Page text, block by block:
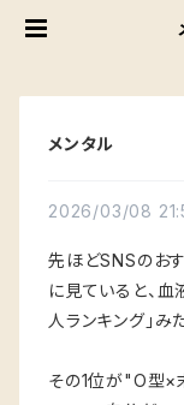
メンタル
2026/03/08
先ほどSNSのお
に見ていると、
人ランキング」み
その1位が"O型×